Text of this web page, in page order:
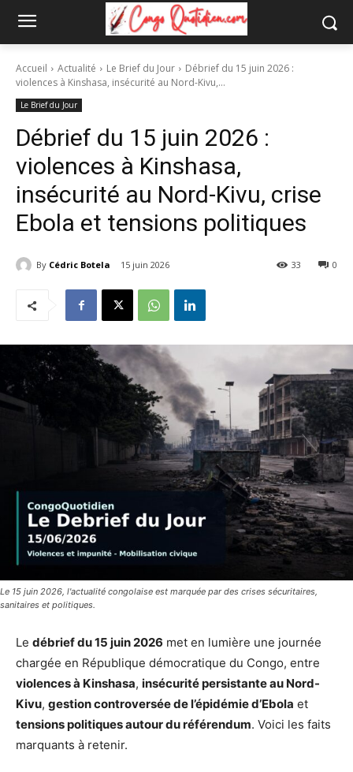
Accueil Actualité Le Brief du Jour
Débrief du 15 juin 2026 :
violences à Kinshasa, insécurité au Nord-Kivu,...
Le Brief du Jour
Débrief du 15 juin 2026 :
violences à Kinshasa,
insécurité au Nord-Kivu, crise
Ebola et tensions politiques
By Cédric Botela 15 juin 2026 0
33
Le 15 juin 2026, l'actualité congolaise est marquée par des crises sécuritaires,
sanitaires et politiques.
Le débrief du 15 juin 2026 met en lumière une journée
chargée en République démocratique du Congo, entre
violences à Kinshasa, insécurité persistante au Nord-
Kivu, gestion controversée de l’épidémie d’Ebola et
tensions politiques autour du référendum. Voici les faits
marquants à retenir.